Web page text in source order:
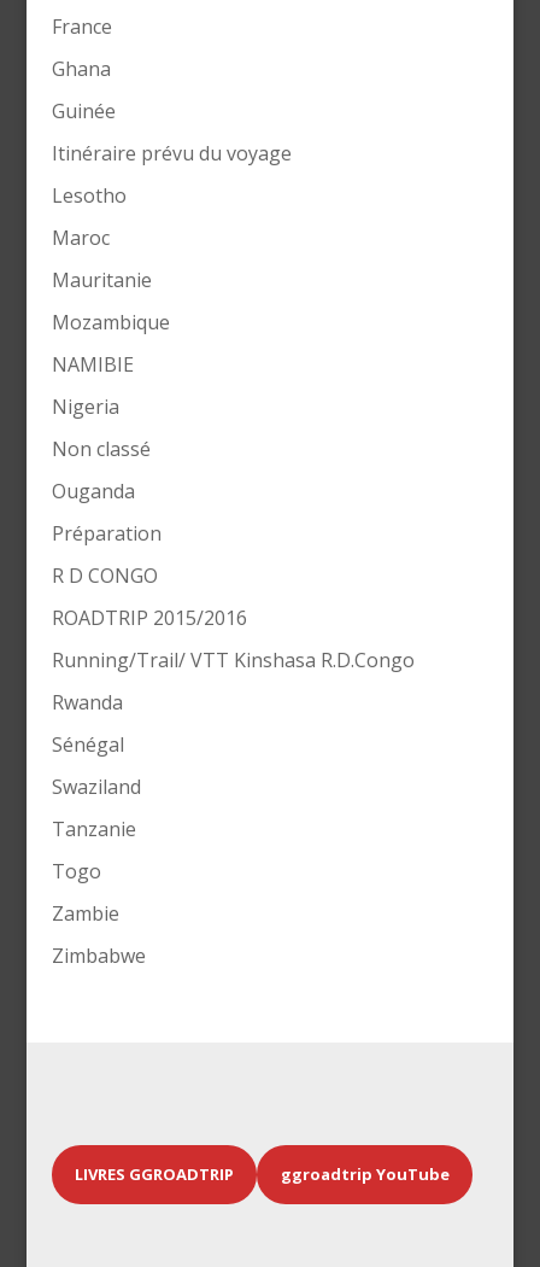
France
Ghana
Guinée
Itinéraire prévu du voyage
Lesotho
Maroc
Mauritanie
Mozambique
NAMIBIE
Nigeria
Non classé
Ouganda
Préparation
R D CONGO
ROADTRIP 2015/2016
Running/Trail/ VTT Kinshasa R.D.Congo
Rwanda
Sénégal
Swaziland
Tanzanie
Togo
Zambie
Zimbabwe
LIVRES GGROADTRIP ggroadtrip YouTube